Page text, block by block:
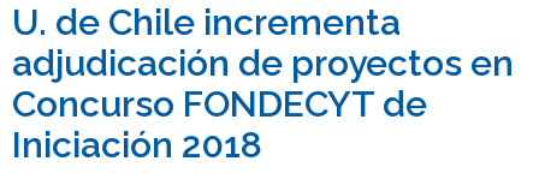
Funcionarias/os
Egresadas/os
U. de Chile incrementa
adjudicación de proyectos en
Concurso FONDECYT de
Iniciación 2018